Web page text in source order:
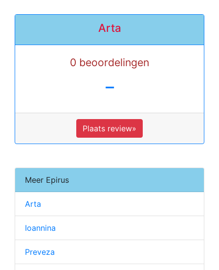
Arta
0 beoordelingen
-
Plaats review»
Meer Epirus
Arta
Ioannina
Preveza